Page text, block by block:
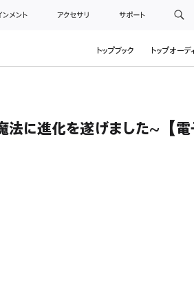
メント アクセサリ サポート
トップブック トップオーデ
法に進化を遂げました~【